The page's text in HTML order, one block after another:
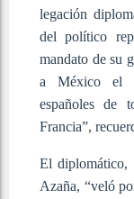
legación
del político
mandato de su
a México el
españoles de
Francia”,
El diplomático,
Azaña, “veló